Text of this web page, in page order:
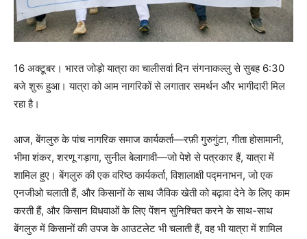
16 अक्टूबर। भारत जोड़ो यात्रा का चालीसवां दिन संगनाकल्लु से सुबह 6:30
बजे शुरू हुआ। यात्रा को आम नागरिकों से लगातार समर्थन और भागीदारी मिल
रहा है।
आज, बेंगलुरु के पांच नागरिक समाज कार्यकर्ता—रफ़ी गुरुगुंटा, गीता होसामानी,
भीमा शंकर, शरणू गड़ागा, सुनील बेलागावी—जो पेशे से पत्रकार हैं, यात्रा में
शामिल हुए। बेंगलुरु की एक वरिष्ठ कार्यकर्ता, विशालाक्षी पद्मनाभन, जो एक
एनजीओ चलाती हैं, और किसानों के साथ जैविक खेती को बढ़ावा देने के लिए काम
करती हैं, और किसान विधवाओं के लिए पेंशन सुनिश्चित करने के साथ-साथ
बेंगलुरु में किसानों की उपज के आउटलेट भी चलाती हैं, वह भी यात्रा में शामिल